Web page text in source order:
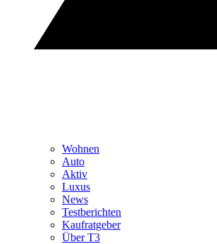
Wohnen
Auto
Aktiv
Luxus
News
Testberichten
Kaufratgeber
Über T3